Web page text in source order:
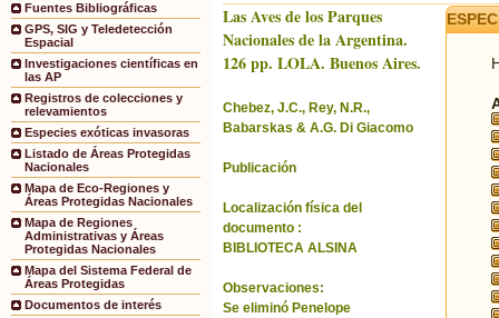
Fuentes Bibliográficas
GPS, SIG y Teledetección
Espacial
Investigaciones científicas en
las AP
Registros de colecciones y
relevamientos
Especies exóticas invasoras
Listado de Áreas Protegidas
Nacionales
Mapa de Eco-Regiones y
Áreas Protegidas Nacionales
Mapa de Regiones
Administrativas y Áreas
Protegidas Nacionales
Mapa del Sistema Federal de
Áreas Protegidas
Documentos de interés
Las Aves de los Parques
Nacionales de la Argentina.
126 pp. LOLA. Buenos Aires.
Chebez, J.C., Rey, N.R.,
Babarskas & A.G. Di Giacomo
Publicación
Localización física del
documento :
BIBLIOTECA ALSINA
Observaciones:
Se eliminó Penelope